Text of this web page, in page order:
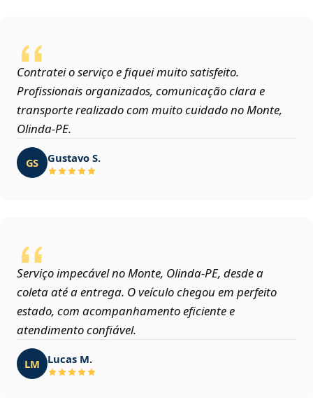
Contratei o serviço e fiquei muito satisfeito.
Profissionais organizados, comunicação clara e
transporte realizado com muito cuidado no Monte,
Olinda‑PE.
GS Gustavo S.
Serviço impecável no Monte, Olinda‑PE, desde a
coleta até a entrega. O veículo chegou em perfeito
estado, com acompanhamento eficiente e
atendimento confiável.
LM Lucas M.